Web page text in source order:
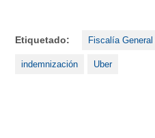
Etiquetado: Fiscalía
indemnización Uber